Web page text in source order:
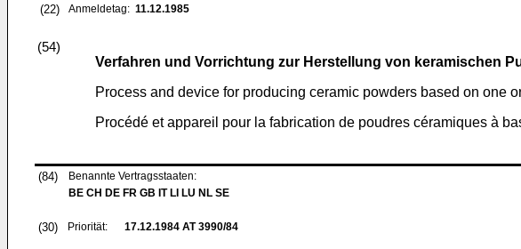
(22) Anmeldetag: 11.12.1985
(54)
Verfahren und Vorrichtung zur Herstellung von keramischen
Process and device for producing ceramic powders based on one
Procédé et appareil pour la fabrication de poudres céramiques à
(84)
Benannte Vertragsstaaten:
BE CH DE FR GB IT LI LU NL SE
(30) Priorität: 17.12.1984 AT 3990/84